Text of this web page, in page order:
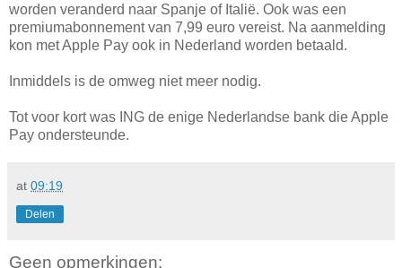
worden veranderd naar Spanje of Italië. Ook was een
premiumabonnement van 7,99 euro vereist. Na aanmelding
kon met Apple Pay ook in Nederland worden betaald.
Inmiddels is de omweg niet meer nodig.
Tot voor kort was ING de enige Nederlandse bank die Apple
Pay ondersteunde.
at 09:19
Delen
Geen opmerkingen: